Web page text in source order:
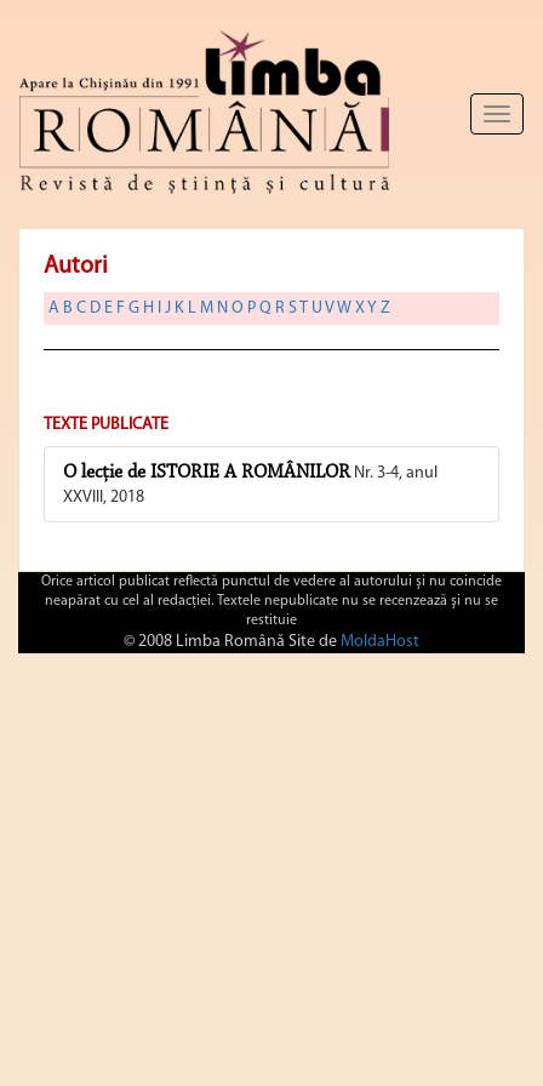
Toggle
Autori
A B C D E F G H I J K L M N O P Q R S T U VW X Y Z
TEXTE PUBLICATE
O lecţie de ISTORIE A ROMÂNILORNr. 3-4, anul
XXVIII, 2018
Orice articol publicat reflectă punctul de vedere al autorului şi nu coincide
neapărat cu cel al redacţiei. Textele nepublicate nu se recenzează şi nu se
restituie
© 2008 Limba Română Site de MoldaHost